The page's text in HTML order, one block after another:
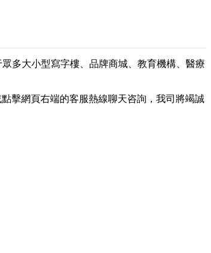
多大小型寫字樓、品牌商城、教育機構、醫療
點擊網頁右端的客服熱線聊天咨詢，我司將竭誠